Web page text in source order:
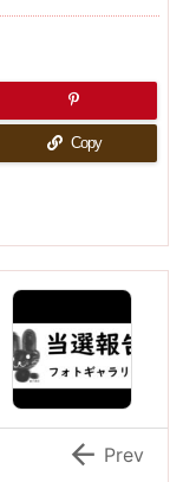
Copy
 Prev